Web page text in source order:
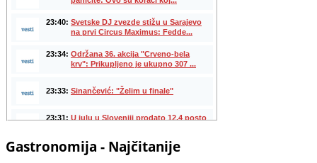
Gastronomija - Najčitanije